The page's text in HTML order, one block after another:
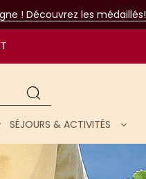
! Découvrez les médaillés!
Chercher
SÉJOURS & ACTIVITÉS